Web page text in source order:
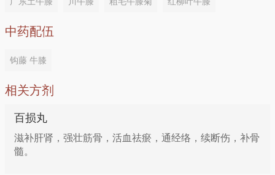
方四：治疗经闭
6g，每日2次，温开水送服。
方五：治疗急性扁桃体炎
克，植物油35克。将牛膝去杂质，润透后切成3厘米长
置于大火上烧热，加入油，待油烧至六成热时入姜葱爆
香，再放入牛膝、茄丝、料酒炒熟，加盐、鸡精调味即
成。适于肠风下血、高血压病等症患者食用。海蜇300
克，牛膝20克，料酒、姜、葱、盐、白糖、鸡精、香
油、醋各适量。将海蜇煮熟，切4厘米长的段；牛膝洗
净润透，切3厘米长的段,姜切丝，葱切丝。将海蜇放入
中药配伍
钩藤 牛膝
相关方剂
百损丸
滋补肝肾，强壮筋骨，活血祛瘀，通经络，续断伤，补骨
髓。